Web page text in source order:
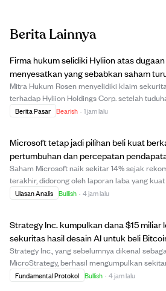
Berita Lainnya
Firma hukum selidiki Hyliion atas
menyesatkan yang sebabkan saham
tawarkan kompensasi.
Mitra Hukum Rosen menyelidiki klaim
terhadap Hyliion Holdings Corp. setelah
perusahaan memberikan informasi bisnis yang
perjanjian...
Berita Pasar Bearish · 1 jam lalu
Microsoft tetap jadi pilihan beli kuat
pertumbuhan dan percepatan
Saham Microsoft naik sekitar 14% sejak
terakhir, didorong oleh laporan laba yang
percepatan pendapatan cloud. Perusahaan juga
dibandingkan...
Ulasan Analis Bullish · 4 jam lalu
Strategy Inc. kumpulkan dana $15 miliar
sekuritas hasil desain AI untuk beli
besaran.
Strategy Inc., yang sebelumnya dikenal
MicroStrategy, berhasil mengumpulkan
dengan menciptakan sekuritas hibrida baru
Fundamental Protokol Bullish · 4 jam lalu